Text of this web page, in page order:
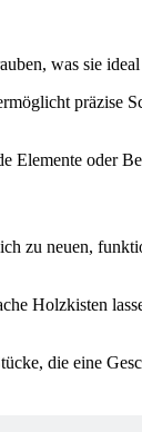
was sie
präzise
Elemente oder
zu neuen,
Holzkisten
die eine